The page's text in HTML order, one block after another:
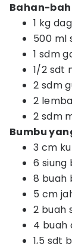
Bahan-
1 kg
500 ml
1 sdm
1/2 sdt
2 sdm
2
2 sdm
Bumbu
3 cm
6 siung
8 buah
5 cm
2 buah
4 buah
1,5 sdt